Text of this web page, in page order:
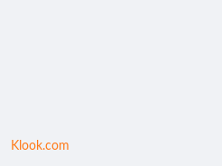
Klook.com